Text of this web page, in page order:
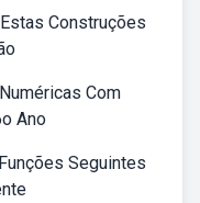
Construções
Com
Ano
Seguintes